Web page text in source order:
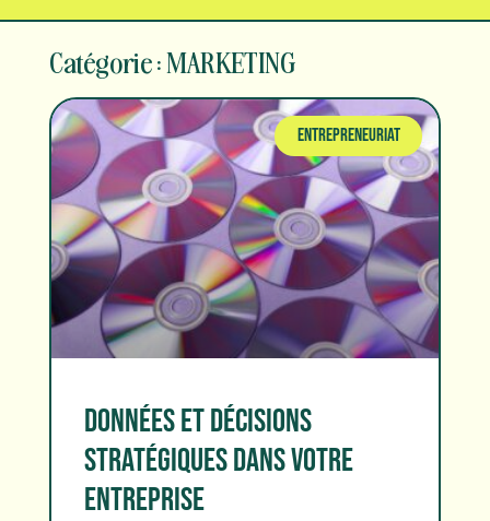
Catégorie : MARKETING
ENTREPRENEURIAT
DONNÉES ET DÉCISIONS
STRATÉGIQUES DANS VOTRE
ENTREPRISE